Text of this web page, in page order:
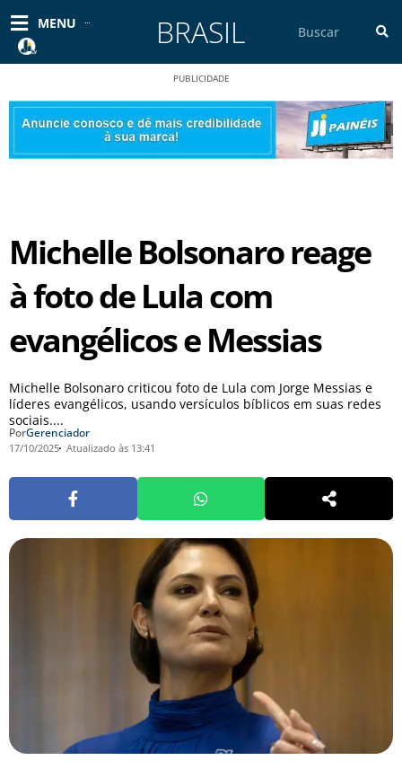
para
conteúdo
MENU BRASIL
PUBLICIDADE
Michelle Bolsonaro reage
à foto de Lula com
evangélicos e Messias
Michelle Bolsonaro criticou foto de Lula com Jorge Messias e
líderes evangélicos, usando versículos bíblicos em suas redes
sociais....
PorGerenciador
17/10/2025 Atualizado às 13:41